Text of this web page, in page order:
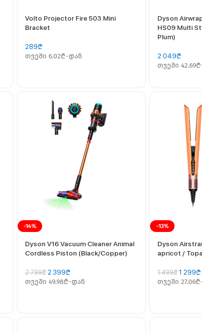
Volto Projector Fire 503 Mini
Bracket
289₾
თვეში 6.02₾-დან
Dyson
HS09 Multi
Plum)
2 049₾
თვეში
-14%
Dyson V16 Vacuum Cleaner Animal
Cordless Piston (Black/Copper)
2 799₾ 2 399₾
თვეში 49.98₾-დან
-13%
Dyson
apricot /
1 499₾ 1 299₾
თვეში